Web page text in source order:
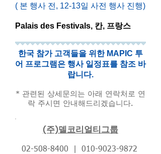
( 본 행사 전, 12-13일 사전 행사 진행)
Palais des Festivals, 칸, 프랑스
한국 참가 고객들을 위한 MAPIC 투
어 프로그램은 행사 일정표를 참조 바
랍니다.
* 관련된 상세문의는 아래 연락처로 연
락 주시면 안내해드리겠습니다.
(주)델코리얼티그룹
02-508-8400
010-9023-9872